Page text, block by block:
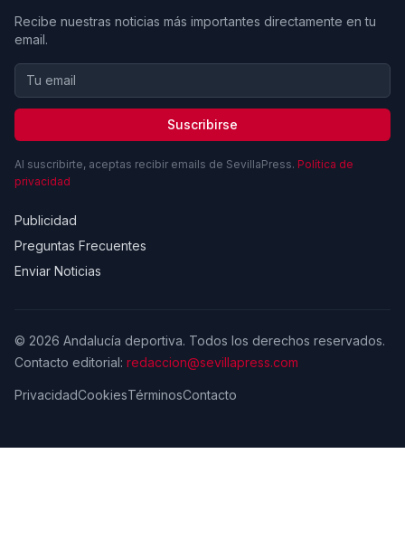
Recibe nuestras noticias más importantes directamente en tu
email.
Suscribirse
Al suscribirte, aceptas recibir emails de SevillaPress. Política de
privacidad
Publicidad
Preguntas Frecuentes
Enviar Noticias
© 2026 Andalucía deportiva. Todos los derechos reservados.
Contacto editorial: redaccion@sevillapress.com
PrivacidadCookiesTérminosContacto